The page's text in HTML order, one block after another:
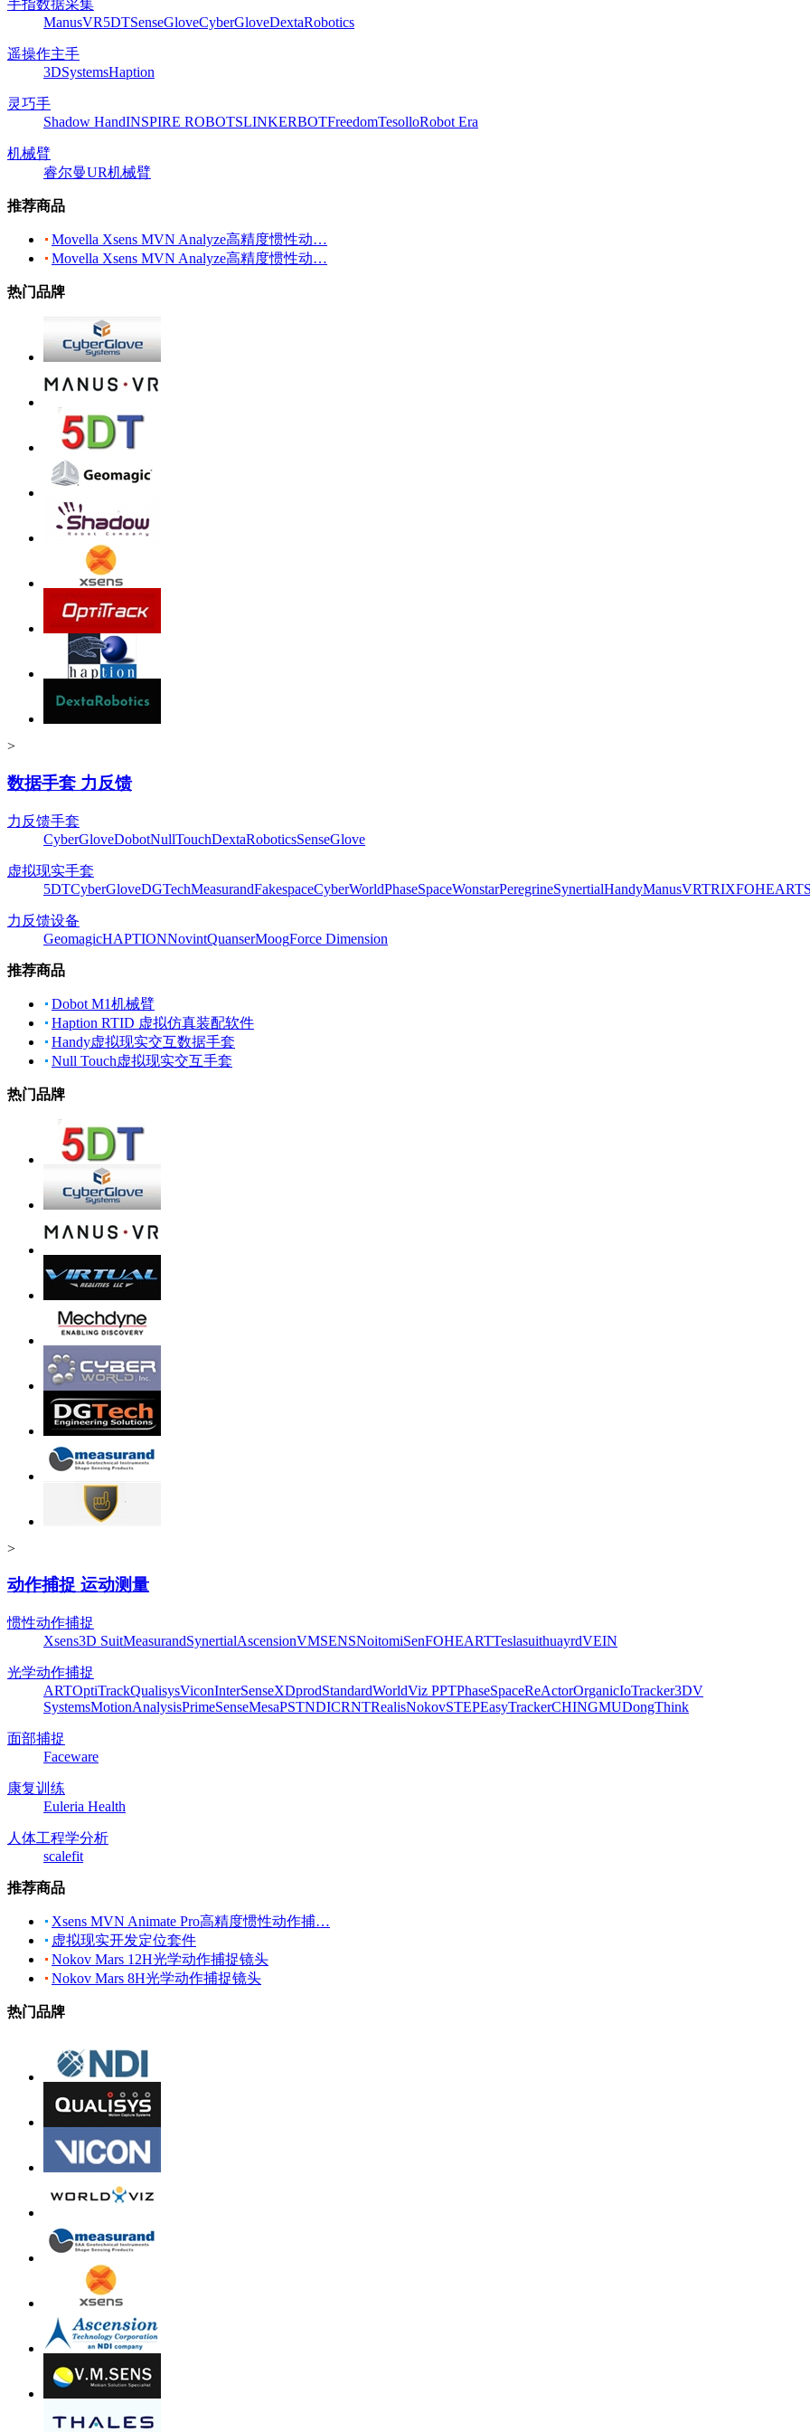
手指数据采集
ManusVR5DTSenseGloveCyberGloveDextaRobotics
遥操作主手
3DSystemsHaption
灵巧手
Shadow HandINSPIRE ROBOTSLINKERBOTFreedomTesolloRobot Era
机械臂
睿尔曼UR机械臂
推荐商品
Movella Xsens MVN Analyze高精度惯性动…
Movella Xsens MVN Analyze高精度惯性动…
热门品牌
>
数据手套 力反馈
力反馈手套
CyberGloveDobotNullTouchDextaRoboticsSenseGlove
虚拟现实手套
5DTCyberGloveDGTechMeasurandFakespaceCyberWorldPhaseSpaceWonstarPeregrineSynertialHandyManusVRTRIXFOHEART
力反馈设备
GeomagicHAPTIONNovintQuanserMoogForce Dimension
推荐商品
Dobot M1机械臂
Haption RTID 虚拟仿真装配软件
Handy虚拟现实交互数据手套
Null Touch虚拟现实交互手套
热门品牌
>
动作捕捉 运动测量
惯性动作捕捉
Xsens3D SuitMeasurandSynertialAscensionVMSENSNoitomiSenFOHEARTTeslasuithuayrdVEIN
光学动作捕捉
ARTOptiTrackQualisysViconInterSenseXDprodStandardWorldViz PPTPhaseSpaceReActorOrganicIoTracker3DV
SystemsMotionAnalysisPrimeSenseMesaPSTNDICRNTRealisNokovSTEPEasyTrackerCHINGMUDongThink
面部捕捉
Faceware
康复训练
Euleria Health
人体工程学分析
scalefit
推荐商品
Xsens MVN Animate Pro高精度惯性动作捕…
虚拟现实开发定位套件
Nokov Mars 12H光学动作捕捉镜头
Nokov Mars 8H光学动作捕捉镜头
热门品牌